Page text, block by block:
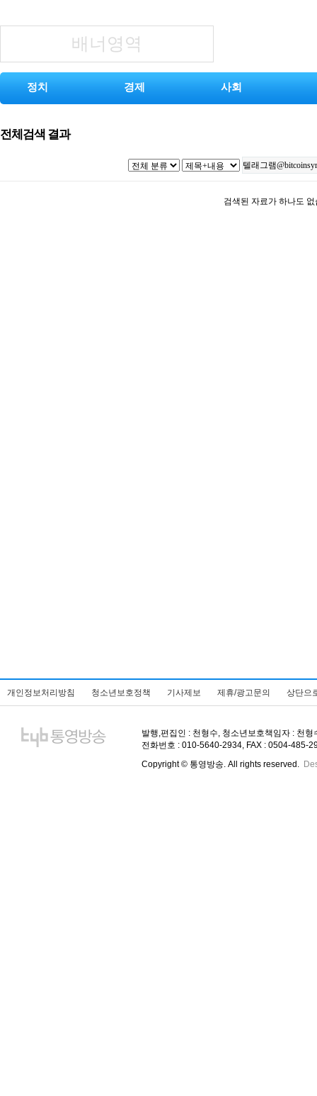
배너영역
정치 경제 사회
전체검색 결과
검색된 자료가 하나도 없
개인정보처리방침 청소년보호정책 기사제보 제휴/광고문의 상단으
발행,편집인 : 천형수, 청소년보호책임자 : 천
전화번호 : 010-5640-2934, FAX : 0504-485-
Copyright © 통영방송. All rights reserved.